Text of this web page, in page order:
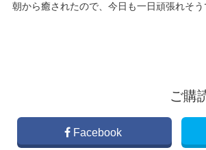
朝から癒されたので、今日も一日頑張れそう
ご購
Facebook